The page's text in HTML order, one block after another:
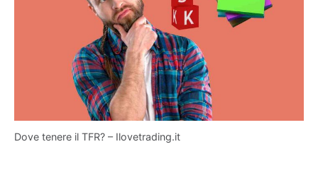
Dove tenere il TFR? – Ilovetrading.it